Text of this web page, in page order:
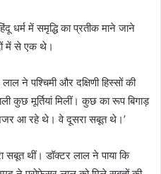
धर्म में समृद्धि का प्रतीक माने जाने
में से एक थे।
ने पश्चिमी और दक्षिणी हिस्सों की
कुछ मूर्तियां मिलीं। कुछ का रूप बिगाड़
नजर आ रहे थे। वे दूसरा सबूत थे।’
सबूत थीं। डॉक्टर लाल ने पाया कि